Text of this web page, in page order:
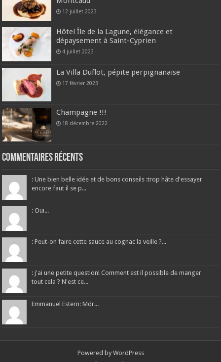
12 juillet 2023
Hôtel Île de la Lagune, élégance et
dépaysement à Saint-Cyprien
4 juillet 2023
La Villa Duflot, pépite perpignanaise
17 février 2023
Champagne !!!
18 décembre 2022
Commentaires récents
: Une bien belle idée et de bons conseils :trop hâte d'essayer
encore faut il se p...
: Oui...
: Peut-on faire cette sauce au cognac la veille ?...
: j'ai une petite question! Comment est il possible de manger
tout cela ? N'est ce...
Emmanuel Estern: Mdr...
Powered by WordPress